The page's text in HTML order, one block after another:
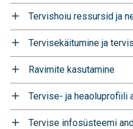
Tervishoiu ressursid ja
Tervisekäitumine ja tervis
Ravimite kasutamine
Tervise- ja heaoluprofiili
Tervise infosüsteemi